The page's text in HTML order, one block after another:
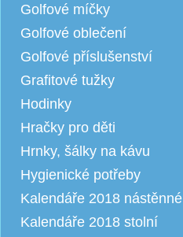
Golfové míčky
Golfové oblečení
Golfové příslušenství
Grafitové tužky
Hodinky
Hračky pro děti
Hrnky, šálky na kávu
Hygienické potřeby
Kalendáře 2018 nástěnné
Kalendáře 2018 stolní